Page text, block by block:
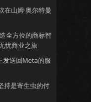
在山姆·奥尔特曼
全方位的商标智
忧商业之旅
发送回Meta的服
持是寄生虫的付